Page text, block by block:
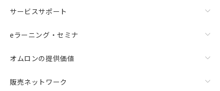
サービスサポート
eラーニング・セミナ
オムロンの提供価値
販売ネットワーク